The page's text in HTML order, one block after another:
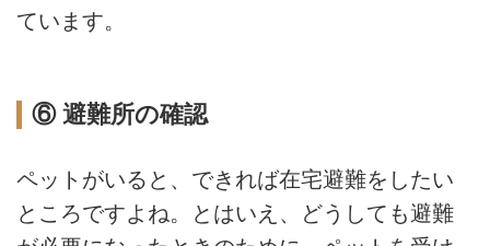
ています。
⑥ 避難所の確認
ペットがいると、できれば在宅避難をしたい
ところですよね。とはいえ、どうしても避難